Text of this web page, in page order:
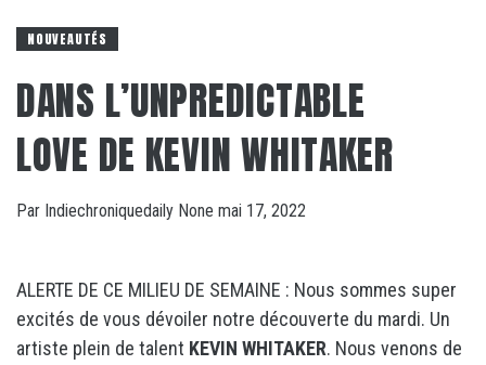
NOUVEAUTÉS
DANS L’UNPREDICTABLE
LOVE DE KEVIN WHITAKER
Par Indiechroniquedaily None mai 17, 2022
ALERTE DE CE MILIEU DE SEMAINE : Nous sommes super
excités de vous dévoiler notre découverte du mardi. Un
artiste plein de talent KEVIN WHITAKER. Nous venons de